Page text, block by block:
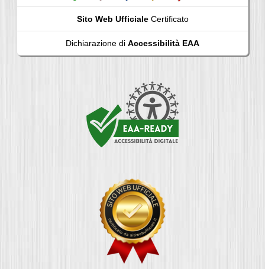
Sito Web UfficialeCertificato
Dichiarazione di Accessibilità EAA